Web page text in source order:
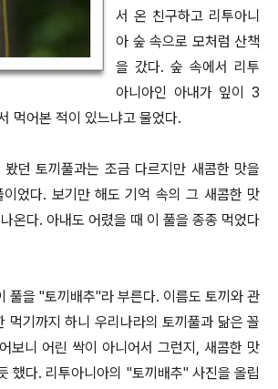
서 온 친구하고 리투아니
아 숲 속으로 모처럼 산책
을 갔다. 숲 속에서 리투
아니아인 아내가 잎이 3
먹어본 적이 있느냐고 물었다.
던 토끼풀과는 조금 다르지만 새콤한 맛을
이었다. 보기만 해도 기억 속의 그 새콤한 맛
온다. 아내도 어렸을 때 이 풀을 종종 먹었다
풀을 "토끼배추"라 부른다. 이름도 토끼와 관
먹기까지 하니 우리나라의 토끼풀과 닮은 꼴
보니 어린 싹이 아니어서 그런지, 새콤한 맛
했다. 리투아니아의 "토끼배추" 사진을 올립